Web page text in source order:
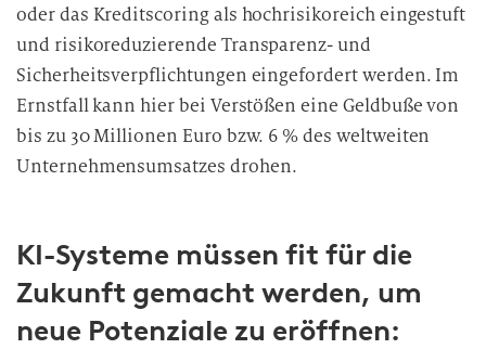
oder das Kreditscoring als hochrisikoreich eingestuft
und risikoreduzierende Transparenz- und
Sicherheitsverpflichtungen eingefordert werden. Im
Ernstfall kann hier bei Verstößen eine Geldbuße von
bis zu 30 Millionen Euro bzw. 6 % des weltweiten
Unternehmensumsatzes drohen.
KI-Systeme müssen fit für die
Zukunft gemacht werden, um
neue Potenziale zu eröffnen: